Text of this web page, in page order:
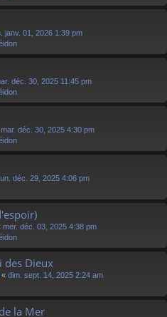
janv. 01, 2026 1:39 pm
déc. 30, 2025 11:45 pm
mar. déc. 30, 2025 4:30 pm
déc. 29, 2025 4:06 pm
mer. déc. 03, 2025 4:38 pm
des Dieux
« dim. sept. 14, 2025 2:24 am
la Mer